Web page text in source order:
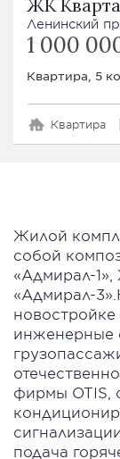
ЖК
Ленинский
1 000
Квартира, 5
Квартира
Жилой
собой
«Адмирал-
«Адмирал-
инженерные
фирмы OTIS,
подача